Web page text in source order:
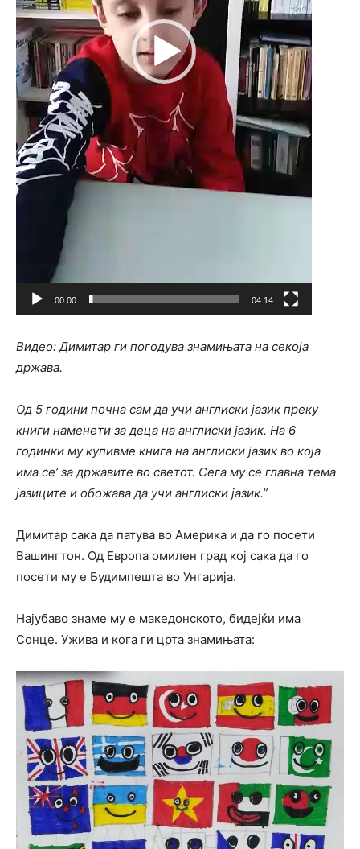
00:00 04:14
Видео: Димитар ги погодува знамињата на секоја
држава.
Од 5 години почна сам да учи англиски јазик преку
книги наменети за деца на англиски јазик. На 6
годинки му купивме книга на англиски јазик во која
има се’ за државите во светот. Сега му се главна тема
јазицитe и обожава да учи англиски јазик.”
Димитар сака да патува во Америка и да го посети
Вашингтон. Од Европа омилен град кој сака да го
посети му е Будимпешта во Унгарија.
Најубаво знаме му е македонското, бидејќи има
Сонце. Ужива и кога ги црта знамињата: